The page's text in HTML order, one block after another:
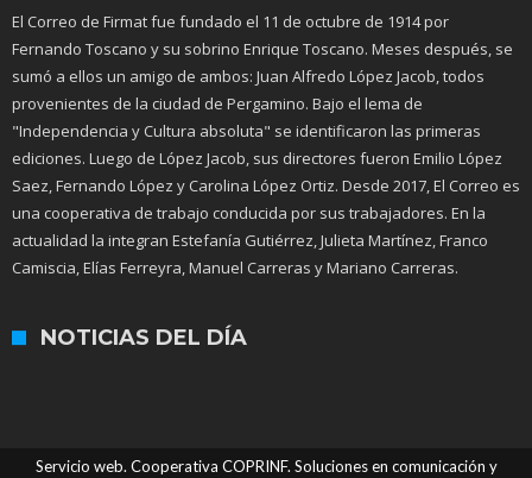
El Correo de Firmat fue fundado el 11 de octubre de 1914 por
Fernando Toscano y su sobrino Enrique Toscano. Meses después, se
sumó a ellos un amigo de ambos: Juan Alfredo López Jacob, todos
provenientes de la ciudad de Pergamino. Bajo el lema de
"Independencia y Cultura absoluta" se identificaron las primeras
ediciones. Luego de López Jacob, sus directores fueron Emilio López
Saez, Fernando López y Carolina López Ortiz. Desde 2017, El Correo es
una cooperativa de trabajo conducida por sus trabajadores. En la
actualidad la integran Estefanía Gutiérrez, Julieta Martínez, Franco
Camiscia, Elías Ferreyra, Manuel Carreras y Mariano Carreras.
NOTICIAS DEL DÍA
Servicio web. Cooperativa COPRINF. Soluciones en comunicación y